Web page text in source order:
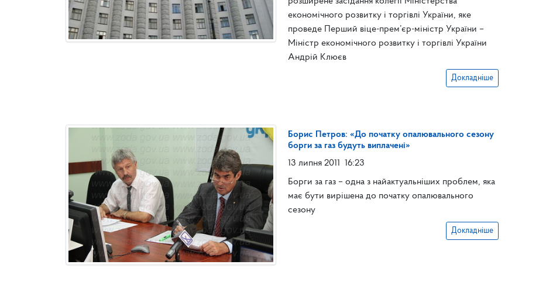
економічного розвитку і торгівлі України, яке
проведе Перший віце-прем’єр-міністр України –
Міністр економічного розвитку і торгівлі України
Андрій Клюєв
Докладніше
Борис Петров: «До початку опалювального сезону
борги за газ будуть виплачені»
13 липня 2011
16:23
Борги за газ – одна з найактуальніших проблем, яка
має бути вирішена до початку опалювального
сезону
Докладніше